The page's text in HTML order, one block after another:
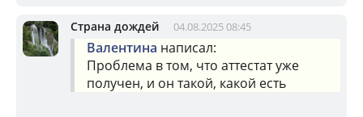
Страна дождей 04.08.2025 08:45
Валентина написал:
Проблема в том, что аттестат уже
получен, и он такой, какой есть